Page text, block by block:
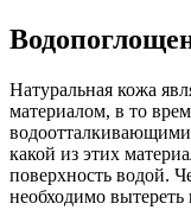
Натуральная кожа
материалом, в то
какой из этих
поверхность водой.
необходимо вытереть